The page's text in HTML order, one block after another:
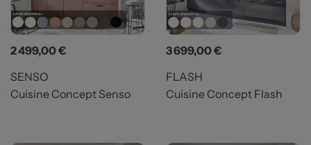
Prix
2 499,00 €
SENSO
Cuisine Concept Senso
Prix
3 699,00 €
FLASH
Cuisine Concept Flash